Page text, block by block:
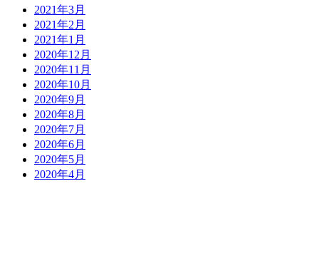
2021年3月
2021年2月
2021年1月
2020年12月
2020年11月
2020年10月
2020年9月
2020年8月
2020年7月
2020年6月
2020年5月
2020年4月